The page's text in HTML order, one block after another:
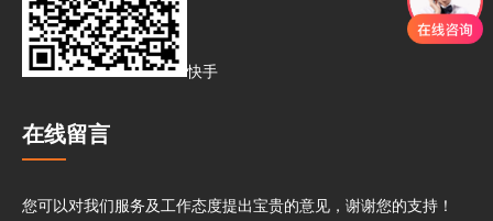
快手
在线留言
您可以对我们服务及工作态度提出宝贵的意见，谢谢您的支持！